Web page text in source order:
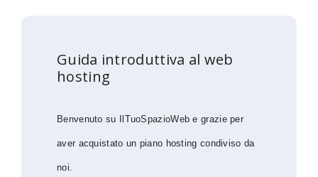
Guida introduttiva al web
hosting
Benvenuto su IlTuoSpazioWeb e grazie per
aver acquistato un piano hosting condiviso da
noi.